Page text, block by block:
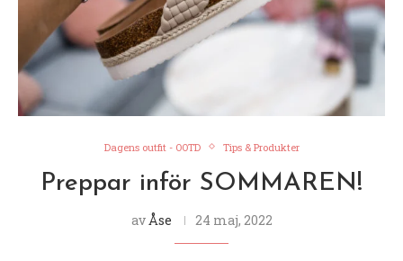
Dagens outfit - OOTD Tips & Produkter
Preppar inför SOMMAREN!
av Åse 24 maj, 2022